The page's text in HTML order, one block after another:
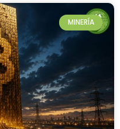
MINERÍA